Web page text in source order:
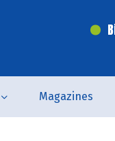
Magazines